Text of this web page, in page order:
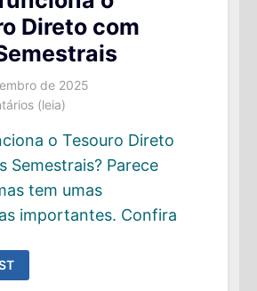
Direto com
de 2025
(leia)
o Tesouro Direto
Semestrais? Parece
tem umas
importantes. Confira